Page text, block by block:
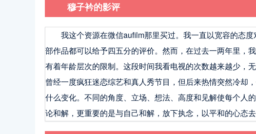
穆子衿的影评
我这个资源在微信aufilm那里买过。我一直以宽容的态
部作品都可以给予四五分的评价。然而，在过去一两年里，
有着年龄层次的限制。这段时间我看电视的次数越来越少，
曾经一度疯狂迷恋综艺和真人秀节目，但后来热情突然冷却
什么变化。不同的角度、立场、想法、高度和见解使每个人
论和解，更重要的是与自己和解，放下执念，以平和的心态去